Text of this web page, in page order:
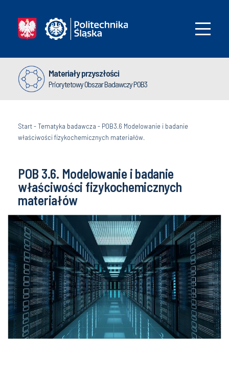
Materiały przyszłości
Priorytetowy Obszar Badawczy POB3
Start-Tematyka badawcza - POB3.6 Modelowanie i badanie
właściwości fizykochemicznych materiałów.
POB 3.6. Modelowanie i badanie
właściwości fizykochemicznych
materiałów